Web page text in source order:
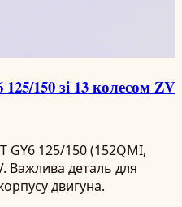
150 зі 13 колесом ZV
GY6 125/150 (152QMI,
Важлива деталь для
двигуна.